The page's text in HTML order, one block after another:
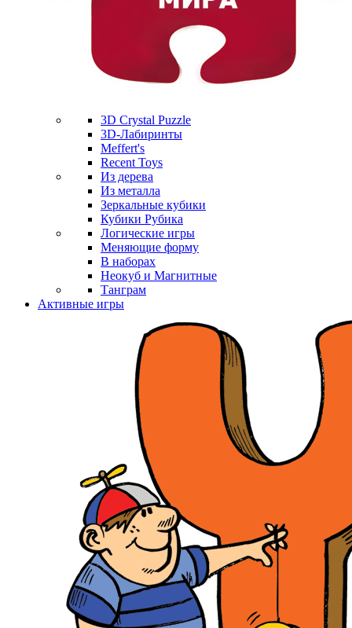
3D Crystal Puzzle
3D-Лабиринты
Meffert's
Recent Toys
Из дерева
Из металла
Зеркальные кубики
Кубики Рубика
Логические игры
Меняющие форму
В наборах
Неокуб и Магнитные
Танграм
Активные игры